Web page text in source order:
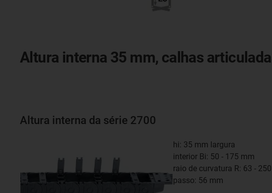
Altura interna 35 mm, calhas
Altura interna da série 2700
hi: 35 mm largura
interior Bi: 50 - 175 mm
raio de curvatura R: 63 -
passo: 56 mm